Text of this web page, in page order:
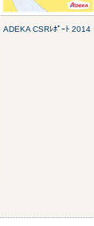
ADEKA CSRﾚﾎﾟｰﾄ 2014